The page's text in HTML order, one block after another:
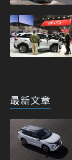
最新文章